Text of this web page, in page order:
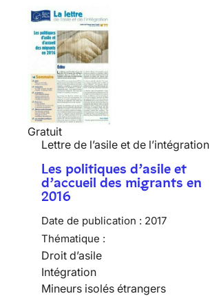
Gratuit
Lettre de l’asile et de l’intégration
Les politiques d’asile et
d’accueil des migrants en
2016
Date de publication : 2017
Thématique :
Droit d’asile
Intégration
Mineurs isolés étrangers